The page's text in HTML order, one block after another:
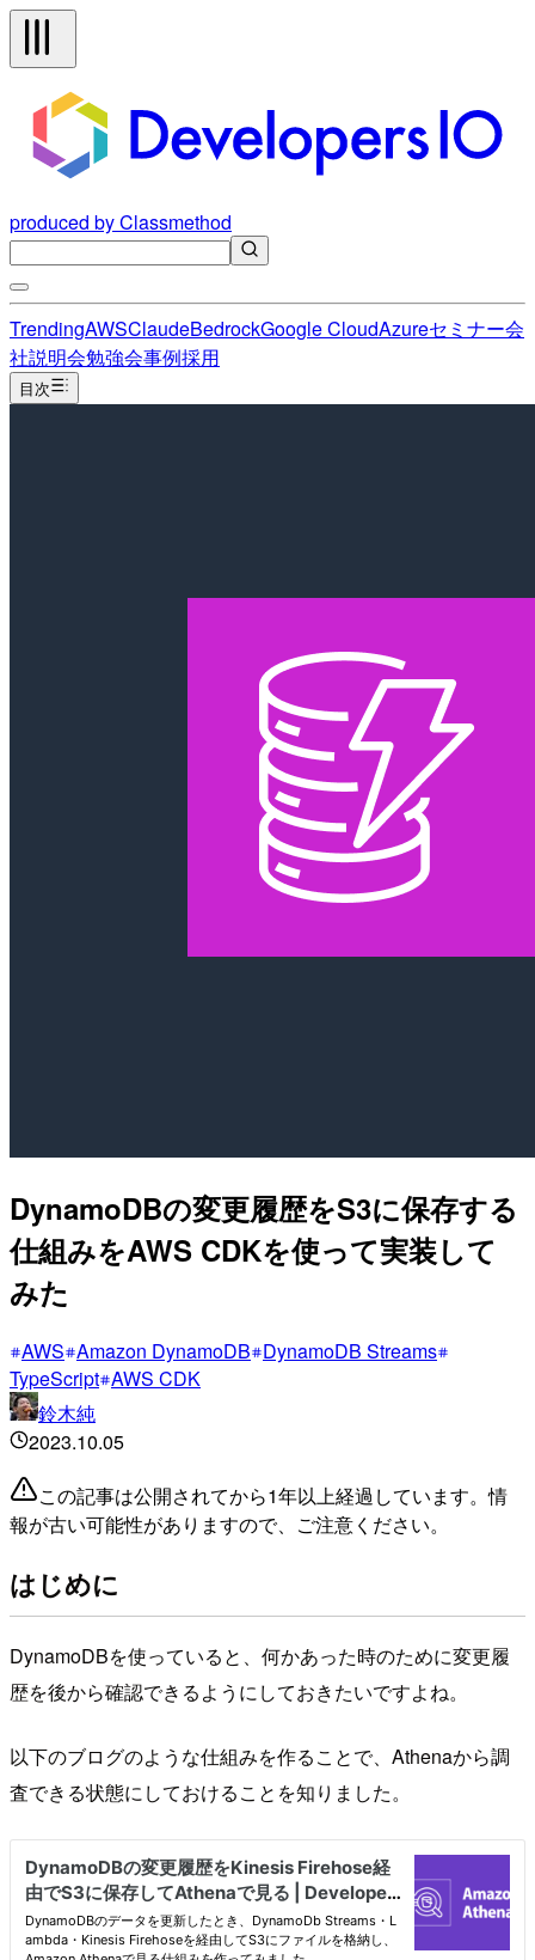
produced by Classmethod
TrendingAWSClaudeBedrockGoogle CloudAzureセミナー会
社説明会勉強会事例採用
目次
DynamoDBの変更履歴をS3に保存する
仕組みをAWS CDKを使って実装して
みた
AWS Amazon DynamoDB DynamoDB Streams
TypeScript AWS CDK
鈴木純
2023.10.05
この記事は公開されてから1年以上経過しています。情
報が古い可能性がありますので、ご注意ください。
はじめに
DynamoDBを使っていると、何かあった時のために変更履
歴を後から確認できるようにしておきたいですよね。
以下のブログのような仕組みを作ることで、Athenaから調
査できる状態にしておけることを知りました。